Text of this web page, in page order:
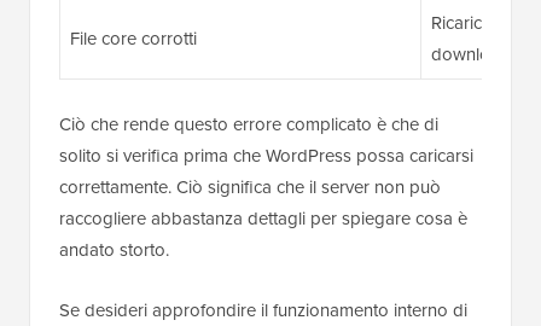
File core corrotti
Ricarica /wp-
download
Ciò che rende questo errore complicato è che di
solito si verifica prima che WordPress possa caricarsi
correttamente. Ciò significa che il server non può
raccogliere abbastanza dettagli per spiegare cosa è
andato storto.
Se desideri approfondire il funzionamento interno di